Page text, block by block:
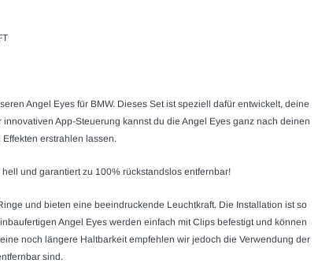
Angel Eyes für BMW. Dieses Set ist speziell dafür entwickelt, deine
App-Steuerung kannst du die Angel Eyes ganz nach deinen
erstrahlen lassen.
hell und garantiert zu 100% rückstandslos entfernbar!
und bieten eine beeindruckende Leuchtkraft. Die Installation ist so
Angel Eyes werden einfach mit Clips befestigt und können
noch längere Haltbarkeit empfehlen wir jedoch die Verwendung der
sind.